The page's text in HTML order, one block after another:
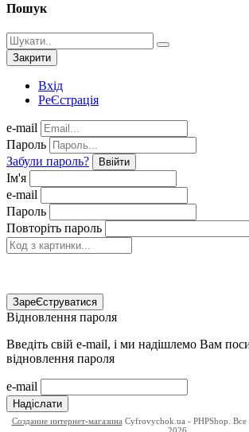
Пошук
Закрити
Вхід
РеЄстрація
e-mail
Пароль
Забули пароль?
Ввійти
Ім'я
e-mail
Пароль
Повторіть пароль
ЗареЄструватися
Відновлення пароля
Введіть свій e-mail, і ми надішлемо Вам
відновлення пароля
e-mail
Надіслати
Создание интернет-магазина Cyfrovychok.ua - PHPShop.